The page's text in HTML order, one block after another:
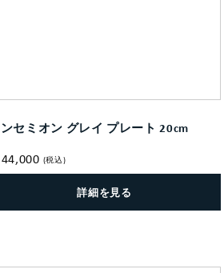
セミオン グレイ プレート 20cm
44,000 (税込)
詳細を見る